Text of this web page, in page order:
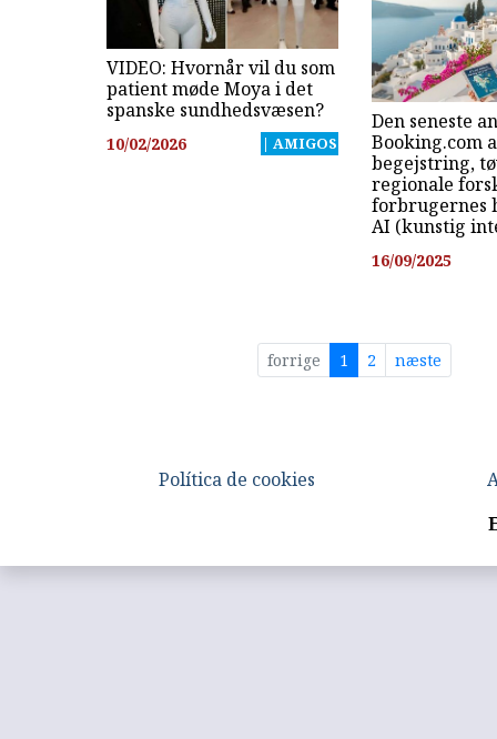
VIDEO: Hvornår vil du som
patient møde Moya i det
spanske sundhedsvæsen?
10/02/2026 | AMIGOS
Den seneste
Booking.com
begejstring,
regionale
forbrugernes
AI (kunstig
16/09/2025
forrige 1 2 næste
Política de cookies